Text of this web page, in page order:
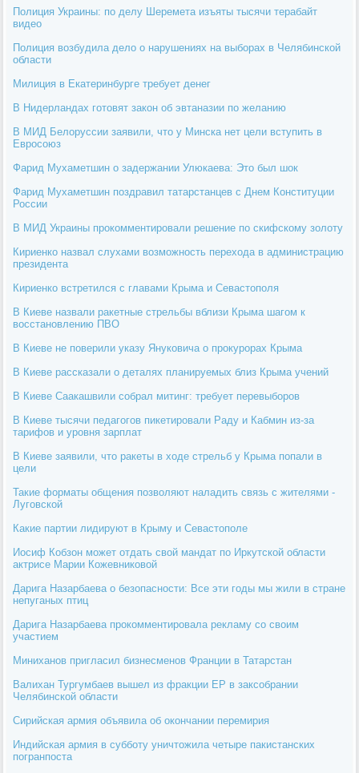
Полиция Украины: по делу Шеремета изъяты тысячи терабайт
видео
Полиция возбудила дело о нарушениях на выборах в Челябинской
области
Милиция в Екатеринбурге требует денег
В Нидерландах готовят закон об эвтаназии по желанию
В МИД Белоруссии заявили, что у Минска нет цели вступить в
Евросоюз
Фарид Мухаметшин о задержании Улюкаева: Это был шок
Фарид Мухаметшин поздравил татарстанцев с Днем Конституции
России
В МИД Украины прокомментировали решение по скифскому золоту
Кириенко назвал слухами возможность перехода в администрацию
президента
Кириенко встретился с главами Крыма и Севастополя
В Киеве назвали ракетные стрельбы вблизи Крыма шагом к
восстановлению ПВО
В Киеве не поверили указу Януковича о прокурорах Крыма
В Киеве рассказали о деталях планируемых близ Крыма учений
В Киеве Саакашвили собрал митинг: требует перевыборов
В Киеве тысячи педагогов пикетировали Раду и Кабмин из-за
тарифов и уровня зарплат
В Киеве заявили, что ракеты в ходе стрельб у Крыма попали в
цели
Такие форматы общения позволяют наладить связь с жителями -
Луговской
Какие партии лидируют в Крыму и Севастополе
Иосиф Кобзон может отдать свой мандат по Иркутской области
актрисе Марии Кожевниковой
Дарига Назарбаева о безопасности: Все эти годы мы жили в стране
непуганых птиц
Дарига Назарбаева прокомментировала рекламу со своим
участием
Миниханов пригласил бизнесменов Франции в Татарстан
Валихан Тургумбаев вышел из фракции ЕР в заксобрании
Челябинской области
Сирийская армия объявила об окончании перемирия
Индийская армия в субботу уничтожила четыре пакистанских
погранпоста